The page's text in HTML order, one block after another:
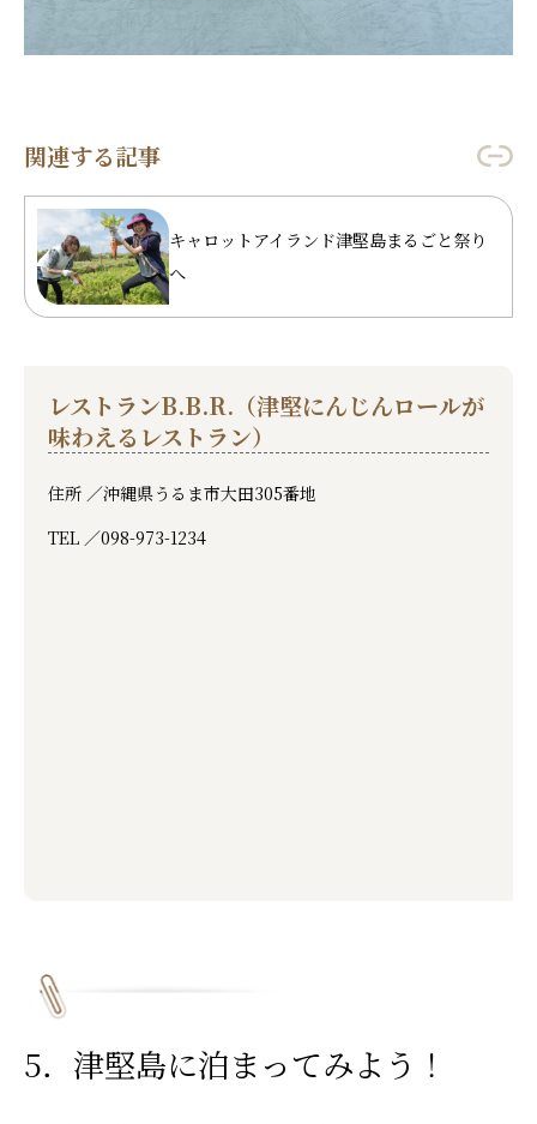
関連する記事
キャロットアイランド津堅島まるごと祭り
へ
レストランB.B.R.（津堅にんじんロールが
味わえるレストラン）
住所 ／沖縄県うるま市大田305番地
TEL ／098-973-1234
5．津堅島に泊まってみよう！